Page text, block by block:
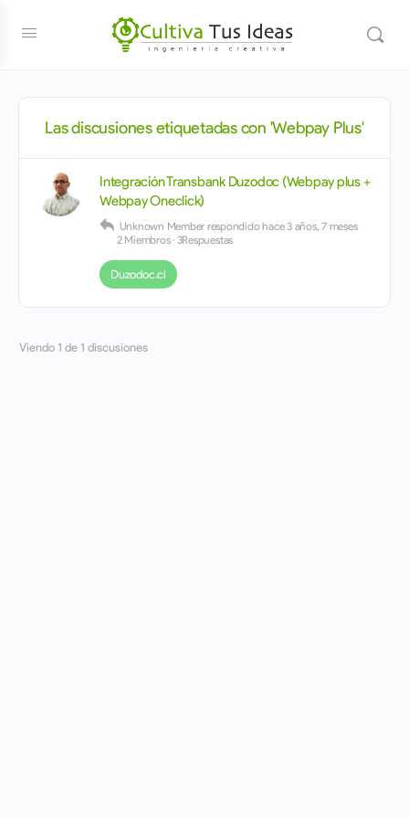
Las discusiones etiquetadas con 'Webpay Plus'
Integración Transbank Duzodoc (Webpay plus +
Webpay Oneclick)
Unknown Member respondidohace 3 años, 7 meses
2 Miembros· 3Respuestas
Duzodoc.cl
Viendo 1 de 1 discusiones